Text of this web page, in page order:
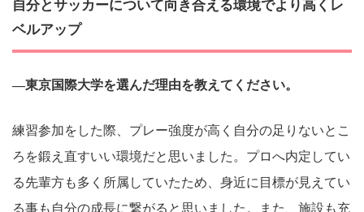
自分とサッカーについて向き合える環境でより高くレ
ベルアップ
―東京国際大学を選んだ理由を教えてください。
練習参加をした際、プレー強度が高く自分の足りないとこ
ろを鍛え直すいい環境だと思いました。プロへ内定してい
る先輩方も多く所属していたため、身近に目標が見えてい
る事も自分の成長に繋がると思いました。また、施設も充